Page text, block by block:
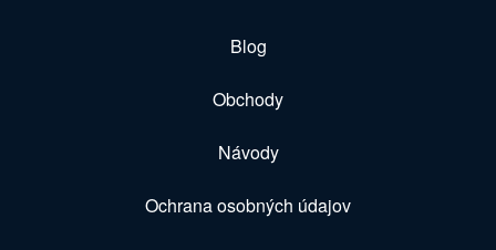
Blog
Obchody
Návody
Ochrana osobných údajov